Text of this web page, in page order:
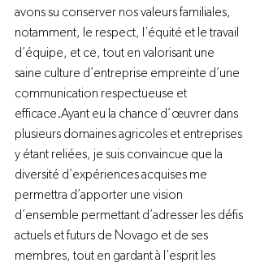
avons su conserver nos valeurs familiales,
notamment, le respect, l’équité et le travail
d’équipe, et ce, tout en valorisant une
saine culture d’entreprise empreinte d’une
communication respectueuse et
efficace.Ayant eu la chance d’œuvrer dans
plusieurs domaines agricoles et entreprises
y étant reliées, je suis convaincue que la
diversité d’expériences acquises me
permettra d’apporter une vision
d’ensemble permettant d’adresser les défis
actuels et futurs de Novago et de ses
membres, tout en gardant à l’esprit les